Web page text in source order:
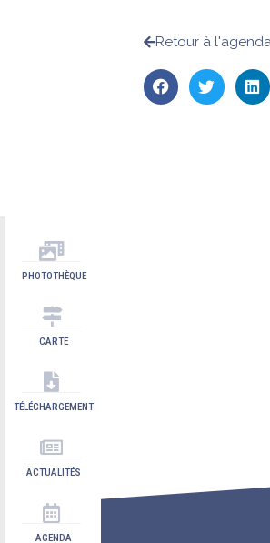
PHOTOTHÈQUE
CARTE
TÉLÉCHARGEMENT
ACTUALITÉS
AGENDA
Retour à